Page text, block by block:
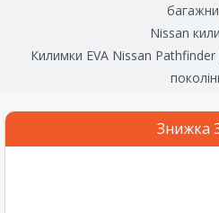
Nissan
Килимки EVA Nissan Pathfinder
Знижка